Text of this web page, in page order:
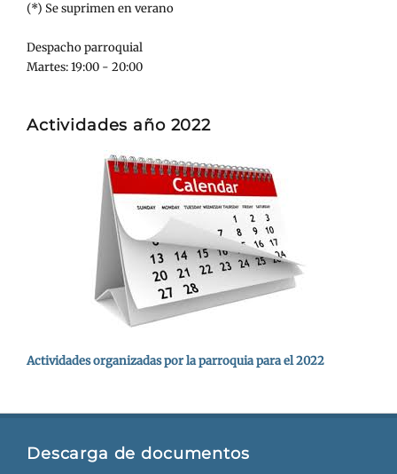
(*) Se suprimen en verano
Despacho parroquial
Martes: 19:00 - 20:00
Actividades año 2022
Actividades organizadas por la parroquia para el 2022
Descarga de documentos